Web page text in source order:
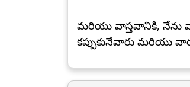
మరియు వాస్తవానికి, నేను
కప్పుకునేవారు మరియు